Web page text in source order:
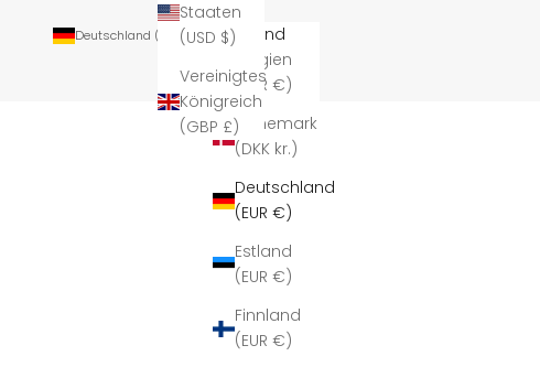
Staaten
(USD $)
Vereinigtes
Königreich
(GBP £)
Deutschland (EUR €)
Land
Belgien
(EUR €)
Dänemark
(DKK kr.)
Deutschland
(EUR €)
Estland
(EUR €)
Finnland
(EUR €)